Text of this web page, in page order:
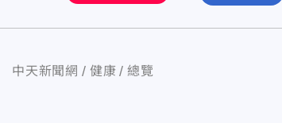
中天新聞網 健康 總覽